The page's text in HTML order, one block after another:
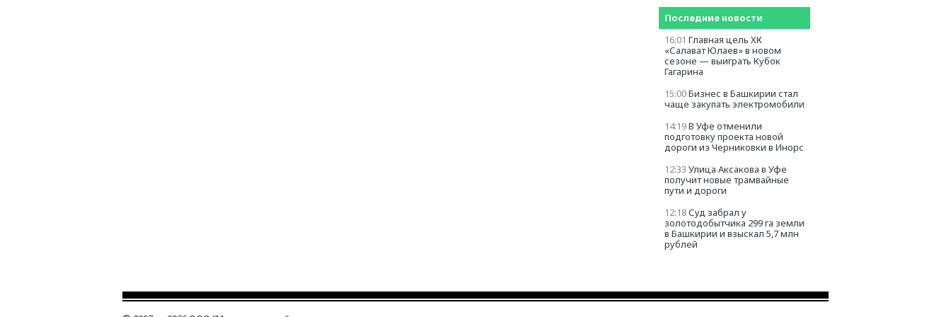
07 августа, 22:30Лидию
Последние новости
16:01 Главная цель ХК
«Салават Юлаев» в новом
сезоне — выиграть Кубок
Гагарина
15:00Бизнес в Башкирии стал
чаще закупать электромобили
14:19В Уфе отменили
подготовку проекта новой
дороги из Черниковки в Инорс
12:33 Улица Аксакова в Уфе
получит новые трамвайные
пути и дороги
12:18Суд забрал у
золотодобытчика 299 га земли
в Башкирии и взыскал 5,7 млн
рублей